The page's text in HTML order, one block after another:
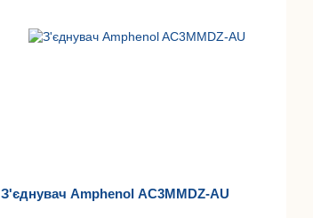
З'єднувач Amphenol AC3MMDZ-AU